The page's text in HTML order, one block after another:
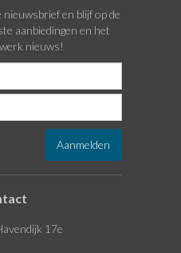
en blijf op de
aanbiedingen en het
nieuws!
17e